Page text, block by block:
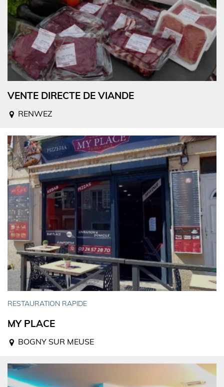
VENTE DIRECTE DE VIANDE
RENWEZ
RESTAURATION RAPIDE
MY PLACE
BOGNY SUR MEUSE